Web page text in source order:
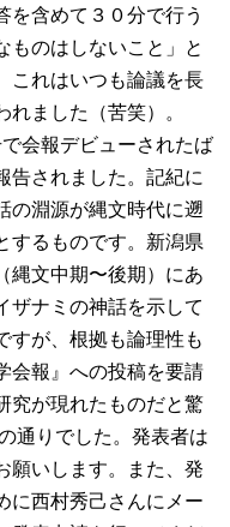
を含めて３０分で行う
ものはしないこと」と
これはいつも論議を長
ました（苦笑）。
会報デビューされたば
告されました。記紀に
の淵源が縄文時代に遡
するものです。新潟県
縄文中期〜後期）にあ
ザナミの神話を示して
すが、根拠も論理性も
会報』への投稿を要請
究が現れたものだと驚
通りでした。発表者は
願いします。また、発
に西村秀己さんにメー